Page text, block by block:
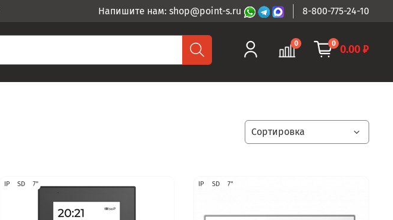
Напишите нам: shop@point-s.ru 8-800-775-24-10
0 0 0.00 ₽
IP SD 7" IP SD 7"